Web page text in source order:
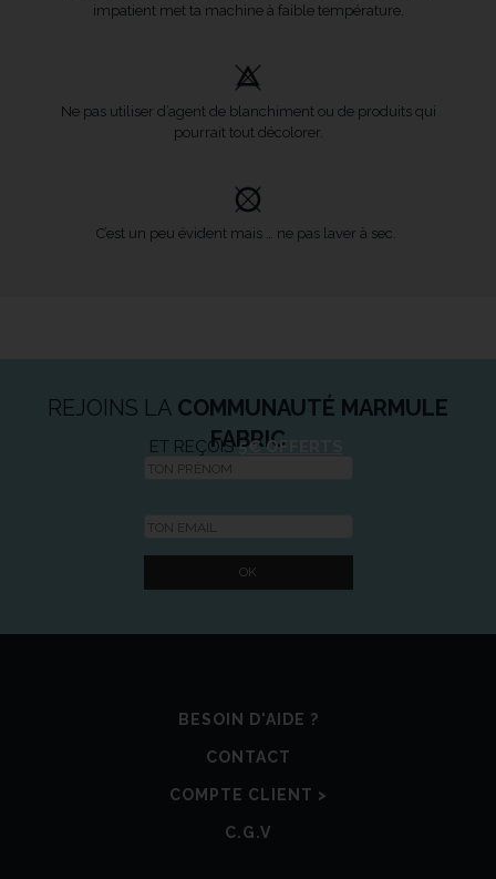
impatient met ta machine à faible température.
Ne pas utiliser d’agent de blanchiment ou de produits qui
pourrait tout décolorer.
C’est un peu évident mais … ne pas laver à sec.
REJOINS LA COMMUNAUTÉ MARMULE
FABRIC
ET REÇOIS5€ OFFERTS
BESOIN D'AIDE ?
CONTACT
COMPTE CLIENT >
C.G.V